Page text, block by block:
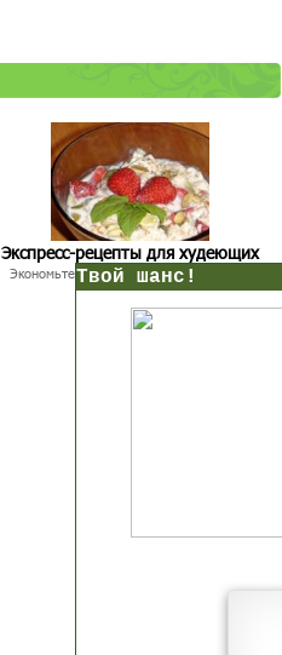
Экспресс-рецепты для худеющих
Экономьте время и Стройнейте Вкусно!